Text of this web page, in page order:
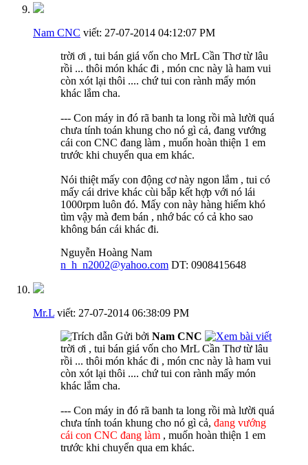
Nam CNC viết: 27-07-2014 04:12:07 PM
trời ơi , tui bán giá vốn cho MrL Cần Thơ từ lâu
rồi ... thôi món khác đi , món cnc này là ham vui
còn xót lại thôi .... chứ tui con rành mấy món
khác lắm cha.
--- Con máy in đó rã banh ta long rồi mà lười quá
chưa tính toán khung cho nó gì cả, đang vướng
cái con CNC đang làm , muốn hoàn thiện 1 em
trước khi chuyển qua em khác.
Nói thiệt mấy con động cơ này ngon lắm , tui có
mấy cái drive khác cùi bắp kết hợp với nó lái
1000rpm luôn đó. Mấy con này hàng hiếm khó
tìm vậy mà đem bán , nhớ bác có cả kho sao
không bán cái khác đi.
Nguyễn Hoàng Nam
n_h_n2002@yahoo.com DT: 0908415648
Mr.L viết: 27-07-2014 06:38:09 PM
Gửi bởi Nam CNC
trời ơi , tui bán giá vốn cho MrL Cần Thơ từ lâu
rồi ... thôi món khác đi , món cnc này là ham vui
còn xót lại thôi .... chứ tui con rành mấy món
khác lắm cha.
--- Con máy in đó rã banh ta long rồi mà lười quá
chưa tính toán khung cho nó gì cả, đang vướng
cái con CNC đang làm , muốn hoàn thiện 1 em
trước khi chuyển qua em khác.